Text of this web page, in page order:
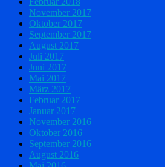
November 2017
Oktober 2017
September 2017
August 2017
Juli 2017
Juni 2017
Mai 2017
März 2017
Februar 2017
Januar 2017
November 2016
Oktober 2016
September 2016
August 2016